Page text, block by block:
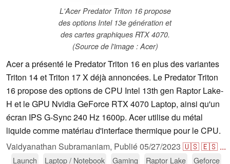
L'Acer Predator Triton 16 propose
des options Intel 13e génération et
des cartes graphiques RTX 4070.
(Source de l'image : Acer)
Acer a présenté le Predator Triton 16 en plus des variantes
Triton 14 et Triton 17 X déjà annoncées. Le Predator Triton
16 propose des options de CPU Intel 13th gen Raptor Lake-
H et le GPU Nvidia GeForce RTX 4070 Laptop, ainsi qu'un
écran IPS G-Sync 240 Hz 1600p. Acer utilise du métal
liquide comme matériau d'interface thermique pour le CPU.
Vaidyanathan Subramaniam, Publié05/27/2023 🇺🇸🇪🇸 ...
Launch Laptop / Notebook Gaming Raptor Lake Geforce